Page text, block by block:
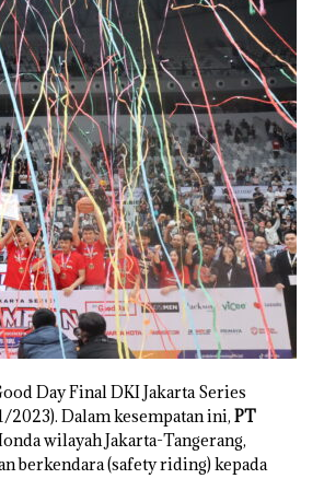
Day Final DKI Jakarta Series
2023). Dalam kesempatan ini, PT
wilayah Jakarta-Tangerang,
berkendara (safety riding) kepada